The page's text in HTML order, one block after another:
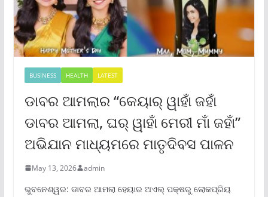
BUSINESS HEALTH LATEST
ଡାବର ଆମଲାର “କେୟାର୍ ୱାହାଁ ଜହାଁ
ଡାବର ଆମଲା, ଘର୍ ୱାହାଁ ମେରୀ ମାଁ ଜହାଁ”
ଅଭିଯାନ ମାଧ୍ୟମରେ ମାତୃଦିବସ ପାଳନ
May 13, 2026 admin
ଭୁବନେଶ୍ୱର: ଡାବର ଆମଲା ହେୟାର ଅଏଲ୍ ପକ୍ଷରୁ ଲୋକପ୍ରିୟ